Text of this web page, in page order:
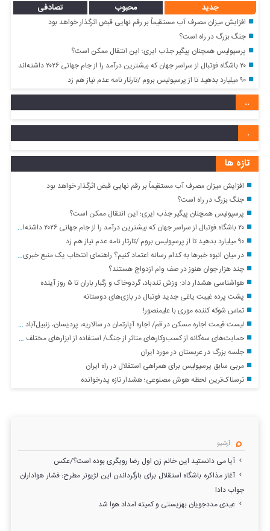
جدید محبوب تصادفی
افزایش میزان مصرف آب مستقیماً بر رقم نهایی قبض اثرگذار خواهد بود
جنگ بزرگ در راه است؟
پرسپولیس همچنان پیگیر جذب ایری؛ این انتقال ممکن است؟
۲۰ باشگاه فوتبال از سراسر جهان که بیشترین درآمد را از جام جهانی ۲۰۲۶ داشته‌اند
۹۰ میلیارد بدهید تا از پرسپولیس بروم /تارتار نامه عدم نیاز هم زد
..
.
تازه ها
افزایش میزان مصرف آب مستقیماً بر رقم نهایی قبض اثرگذار خواهد بود
جنگ بزرگ در راه است؟
پرسپولیس همچنان پیگیر جذب ایری؛ این انتقال ممکن است؟
۲۰ باشگاه فوتبال از سراسر جهان که بیشترین درآمد را از جام جهانی ۲۰۲۶ داشته‌اند
۹۰ میلیارد بدهید تا از پرسپولیس بروم /تارتار نامه عدم نیاز هم زد
در میان انبوه خبرها به کدام رسانه اعتماد کنیم؟ راهنمای انتخاب یک منبع خبری معتبر
چند هزار جوان هنوز در صف وام ازدواج هستند؟
هواشناسی هشدار داد: وزش تندباد، گردوخاک و رگبار باران تا ۵ روز آینده
پشت پرده غیبت یاغی جدید فوتبال در بازی‌های دوستانه
تماس شوکه کننده موری با علیمنصور!
لیست قیمت اجاره مسکن در قم/ اجاره آپارتمان در سالاریه، پردیسان، زنبیل‌آباد و&#۸۲۳۰; چقدر هزینه دارد؟ + جدول
حمایت‌های سه‌گانه از کسب‌وکارهای متاثر از جنگ/ استفاده از ابزارهای مختلف تأمین مالی در دستور کار
جلسه بزرگ در عربستان در مورد ایران
مربی سابق پرسپولیس برای همراهی استقلال در راه ایران
ترسناک‌ترین لحظه هوش مصنوعی؛ هشدار تازه پدرخوانده
آرشیو
آیا می دانستید این خانم زن اول رضا رویگری بوده است؟/عکس
آغاز مذاکره باشگاه استقلال برای بازگرداندن این لژیونر مطرح: فشار هواداران
جواب داد!
عیدی مددجویان بهزیستی و کمیته امداد هوا شد